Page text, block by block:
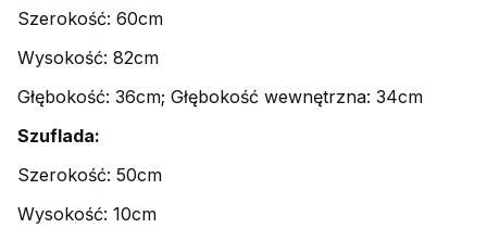
Szerokość: 60cm
Wysokość: 82cm
Głębokość: 36cm; Głębokość wewnętrzna: 34cm
Szuflada:
Szerokość: 50cm
Wysokość: 10cm